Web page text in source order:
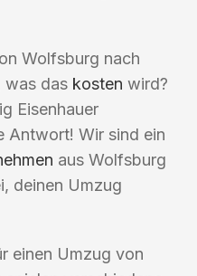
Wolfsburg nach
was das kosten wird?
Eisenhauer
Antwort! Wir sind ein
aus Wolfsburg
deinen Umzug
einen Umzug von